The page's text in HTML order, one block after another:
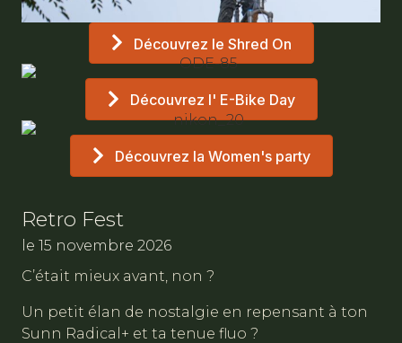
Découvrez le Shred On
Découvrez l' E-Bike Day
Découvrez la Women's party
Retro Fest
le 15 novembre 2026
C’était mieux avant, non ?
Un petit élan de nostalgie en repensant à ton
Sunn Radical+ et ta tenue fluo ?